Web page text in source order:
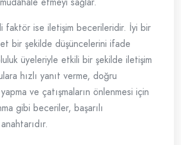
faktör ise iletişim becerileridir. İyi bir
bir şekilde düşüncelerini ifade
üyeleriyle etkili bir şekilde iletişim
hızlı yanıt verme, doğru
ve çatışmaların önlenmesi için
gibi beceriler, başarılı